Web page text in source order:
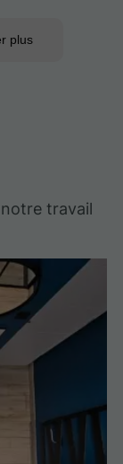
travail